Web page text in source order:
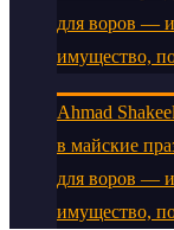
для воров — и
имущество,
Ahmad
в майские
для воров — и
имущество,